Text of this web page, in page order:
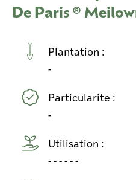
De Paris ®
Plantation :
-
Particularite :
-
Utilisation :
- - - - - -